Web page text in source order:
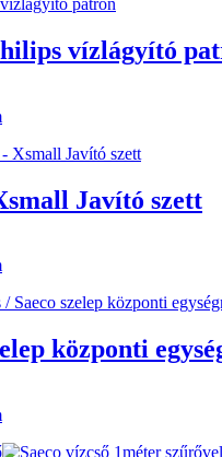
vízlágyító
Javító szett
központi